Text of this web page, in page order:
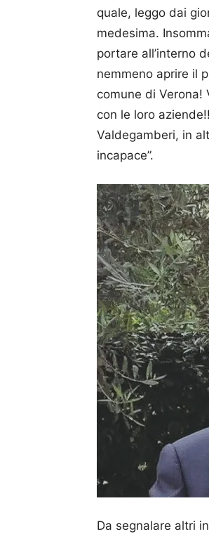
quale, leggo dai
medesima.
portare all’interno
nemmeno aprire il
comune di Verona!
con le loro
Valdegamberi, in
incapace”.
Da segnalare altri